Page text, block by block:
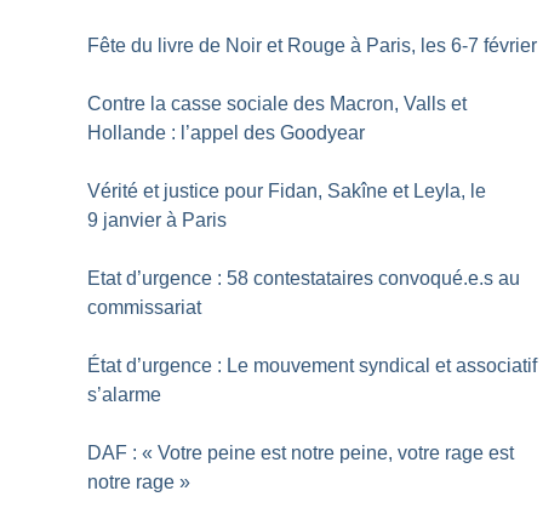
Fête du livre de Noir et Rouge à Paris, les 6-7 février
Contre la casse sociale des Macron, Valls et
Hollande : l’appel des Goodyear
Vérité et justice pour Fidan, Sakîne et Leyla, le
9 janvier à Paris
Etat d’urgence : 58 contestataires convoqué.e.s au
commissariat
État d’urgence : Le mouvement syndical et associatif
s’alarme
DAF : « Votre peine est notre peine, votre rage est
notre rage »